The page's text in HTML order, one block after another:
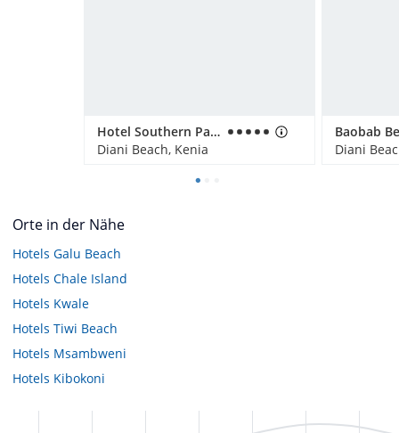
Hotel Southern Palms Beach Resort
Diani Beach, Kenia
Diani
Orte in der Nähe
Hotels Galu Beach
Hotels Chale Island
Hotels Kwale
Hotels Tiwi Beach
Hotels Msambweni
Hotels Kibokoni